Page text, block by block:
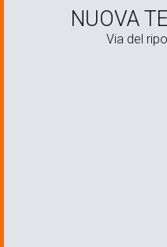
NUOVA
Via del